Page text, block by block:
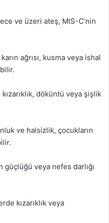
ve üzeri ateş, MIS-C’nin
ağrısı, kusma veya ishal
döküntü veya şişlik
ve halsizlik, çocukların
veya nefes darlığı
kızarıklık veya